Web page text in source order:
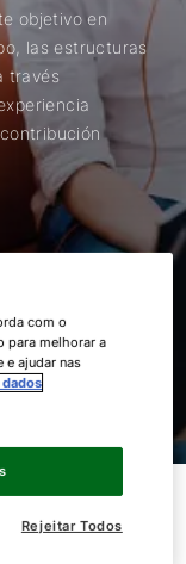
objetivo en
las estructuras
través
y formación
com o
para melhorar a
e ajudar nas
Rejeitar Todos